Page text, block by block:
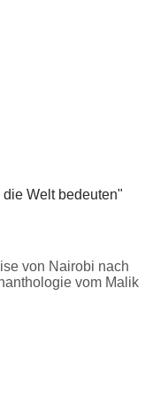
von Nairobi nach
vom Malik